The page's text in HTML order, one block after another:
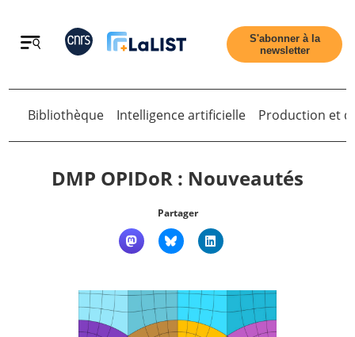
Retour
Qui sommes nous ?
S'abonner à la
newsletter
Retour
Bibliothèque Intelligence artificielle Production et
DMP OPIDoR : Nouveautés
Partager